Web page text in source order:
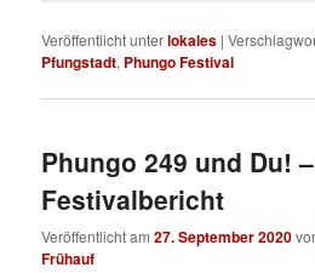
Veröffentlicht unterlokales |
Pfungstadt, Phungo Festival
Phungo 249 und Du! –
Festivalbericht
Veröffentlicht am27. September 2020
Frühauf